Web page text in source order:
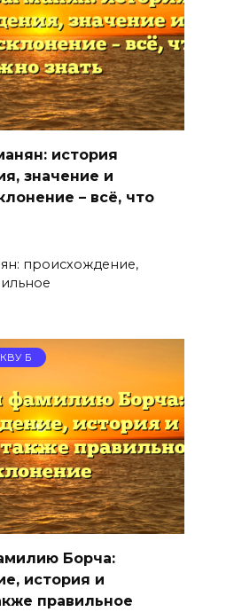
история
значение и
– всё, что
происхождение,
Б
Борча:
история и
правильное